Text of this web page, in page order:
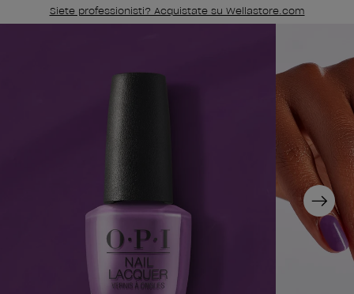
alla
pagina.
Siete professionisti? Acquistate su Wellastore.com
Next